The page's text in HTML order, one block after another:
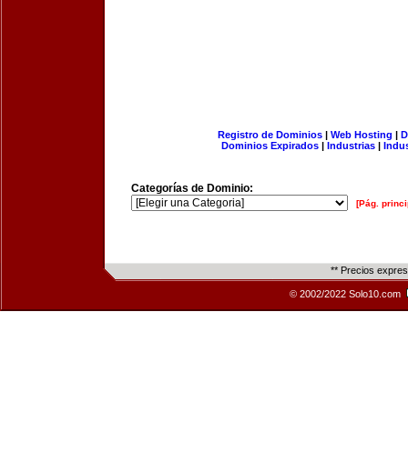
Registro de Dominios| Web Hosting |
Dominios Expirados | Industrias |
Categorías de Dominio:
[Pág.
** Precios
© 2002/2022 Solo10.com